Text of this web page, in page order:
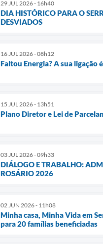
29 JUL 2026 - 16h40
DIA HISTÓRICO PARA O
DESVIADOS
16 JUL 2026 - 08h12
Faltou Energia? A sua ligação
15 JUL 2026 - 13h51
Plano Diretor e Lei de
03 JUL 2026 - 09h33
DIÁLOGO E TRABALHO:
ROSÁRIO 2026
02 JUN 2026 - 11h08
Minha casa, Minha Vida em
para 20 famílias beneficiadas